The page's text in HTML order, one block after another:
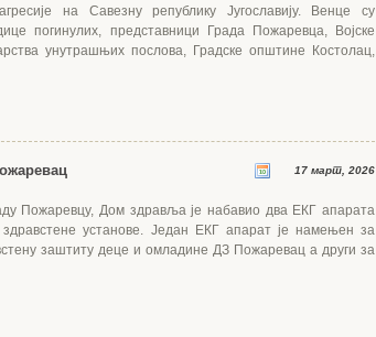
на Савезну републику Југославију. Венце су
погинулих, представници Града Пожаревца, Војске
унутрашњих послова, Градске општине Костолац,
17 март, 2026
Пожаревцу, Дом здравља је набавио два ЕКГ апарата
установе. Један ЕКГ апарат је намењен за
заштиту деце и омладине ДЗ Пожаревац а други за